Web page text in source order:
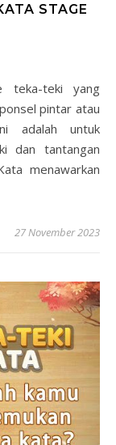
STAGE
pintar atau
adalah untuk
dan tantangan
menawarkan
27 November 2023